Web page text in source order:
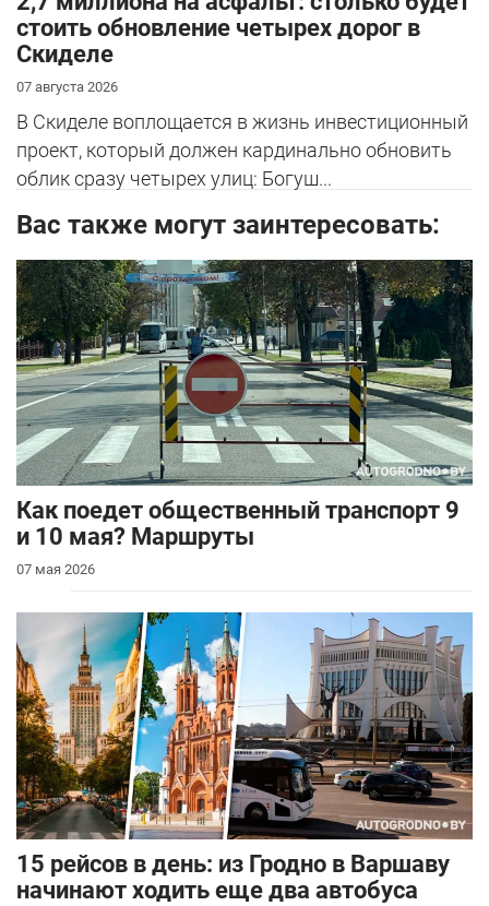
стоить обновление четырех дорог в
Скиделе
07 августа 2026
В Скиделе воплощается в жизнь инвестиционный
проект, который должен кардинально обновить
облик сразу четырех улиц: Богуш...
Вас также могут заинтересовать:
Как поедет общественный транспорт 9
и 10 мая? Маршруты
07 мая 2026
15 рейсов в день: из Гродно в Варшаву
начинают ходить еще два автобуса